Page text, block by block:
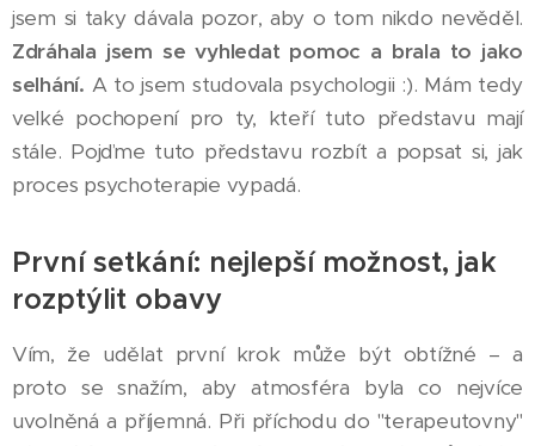
jsem si taky dávala pozor, aby o tom nikdo nevěděl.
Zdráhala jsem se vyhledat pomoc a brala to jako
selhání. A to jsem studovala psychologii :). Mám tedy
velké pochopení pro ty, kteří tuto představu mají
stále. Pojďme tuto představu rozbít a popsat si, jak
proces psychoterapie vypadá.
První setkání: nejlepší možnost, jak
rozptýlit obavy
Vím, že udělat první krok může být obtížné – a
proto se snažím, aby atmosféra byla co nejvíce
uvolněná a příjemná. Při příchodu do "terapeutovny"